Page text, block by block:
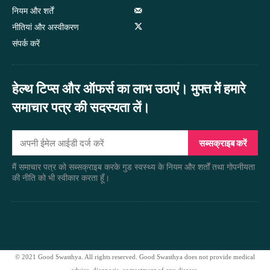
नियम और शर्तें
नीतियां और अस्वीकरण
संपर्क करें
हेल्थ टिप्स और ऑफर्स का लाभ उठाएं। मुफ्त में हमारे
समाचार पत्र की सदस्यता लें।
सब्सक्राइब करें
मैं समाचार पत्र को सब्सक्राइब करके गुड स्वस्थ्य के नियम और शर्तों तथा गोपनीयता
की नीति को भी स्वीकार करता हूँ।
© 2021 Good Swasthya. All rights reserved. Good Swasthya does not provide medical